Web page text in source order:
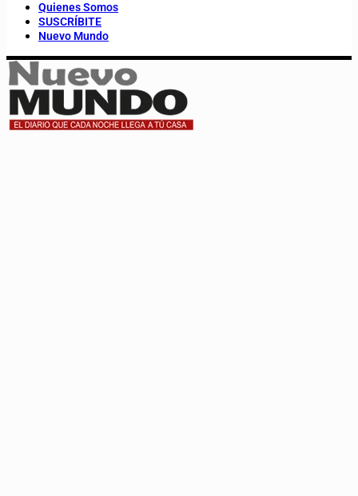
Quienes Somos
SUSCRÍBITE
Nuevo Mundo